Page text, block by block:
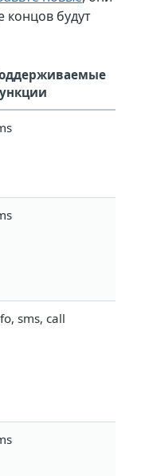
концов будут
sms, call